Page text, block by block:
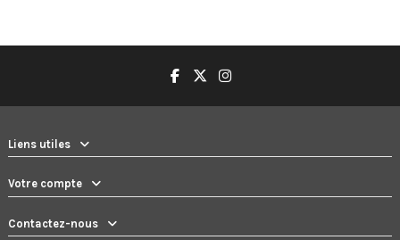
Liens utiles
Votre compte
Contactez-nous